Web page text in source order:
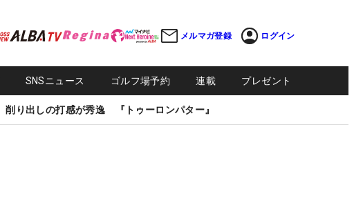
メルマガ登録 ログイン
SNSニュース ゴルフ場予約 連載 プレゼント
削り出しの打感が秀逸 『トゥーロンパター』